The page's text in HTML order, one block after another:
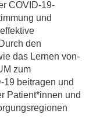
COVID-19-
und
den
das Lernen von-
zum
19 beitragen und
Patient*innen und